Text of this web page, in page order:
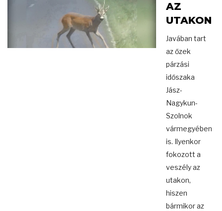
AZ
UTAKON
Javában tart
az őzek
párzási
időszaka
Jász-
Nagykun-
Szolnok
vármegyében
is. Ilyenkor
fokozott a
veszély az
utakon,
hiszen
bármikor az